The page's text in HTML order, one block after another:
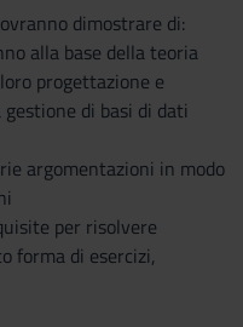
dimostrare di:
alla base della teoria
progettazione e
di basi di dati
argomentazioni in modo
per risolvere
forma di esercizi,